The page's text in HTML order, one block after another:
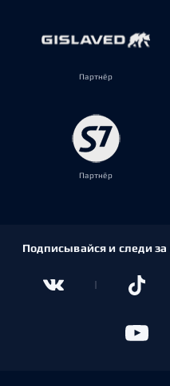
Партнёр
Партнёр
Подписывайся и следи за